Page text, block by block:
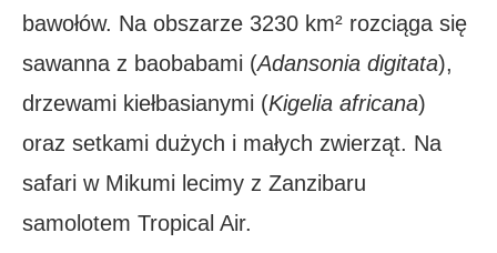
bawołów. Na obszarze 3230 km² rozciąga się
sawanna z baobabami (Adansonia digitata),
drzewami kiełbasianymi (Kigelia africana)
oraz setkami dużych i małych zwierząt. Na
safari w Mikumi lecimy z Zanzibaru
samolotem Tropical Air.